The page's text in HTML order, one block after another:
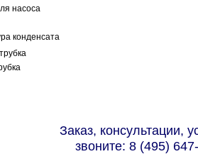
насоса
конденсата
Заказ, консультации,
звоните: 8 (495)